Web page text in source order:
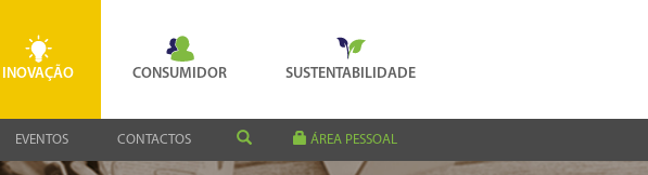
INOVAÇÃO CONSUMIDOR SUSTENTABILIDADE
EVENTOS CONTACTOS ÁREA PESSOAL